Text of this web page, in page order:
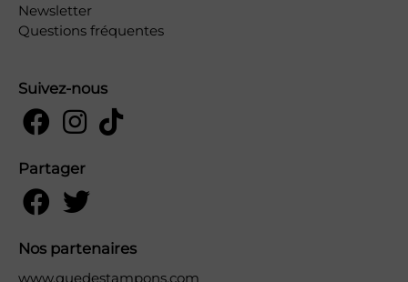
Newsletter
Questions fréquentes
Suivez-nous
Partager
Nos partenaires
www.quedestampons.com